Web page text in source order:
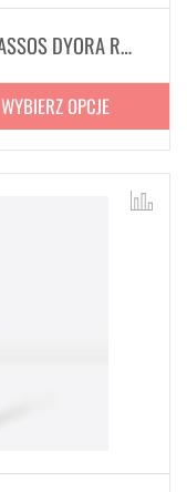
Kurtka damska przeciwdeszczowa ASSOS DYORA RS Rain Jacket Violet
WYBIERZ OPCJE